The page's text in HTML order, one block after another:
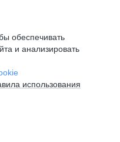
обеспечивать
и анализировать
использования